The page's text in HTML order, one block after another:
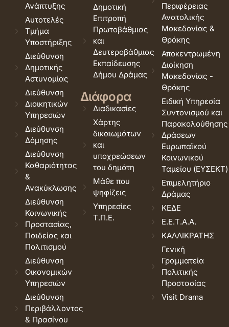
Ανάπτυξης
Αυτοτελές
Τμήμα
Υποστήριξης
Διεύθυνση
Δημοτικής
Αστυνομίας
Διεύθυνση
Διοικητικών
Υπηρεσιών
Διεύθυνση
Δόμησης
Διεύθυνση
Καθαριότητας
&
Ανακύκλωσης
Διεύθυνση
Κοινωνικής
Προστασίας,
Παιδείας και
Πολιτισμού
Διεύθυνση
Οικονομικών
Υπηρεσιών
Διεύθυνση
Περιβάλλοντος
& Πρασίνου
Δημοτική
Επιτροπή
Πρωτοβάθμιας
και
Δευτεροβάθμιας
Εκπαίδευσης
Δήμου Δράμας
Διάφορα
Διαδικασίες
Χάρτης
δικαιωμάτων
και
υποχρεώσεων
του δημότη
Μάθε που
ψηφίζεις
Υπηρεσίες
Τ.Π.Ε.
Περιφέρειας
Ανατολικής
Μακεδονίας &
Θράκης
Αποκεντρωμένη
Διοίκηση
Μακεδονίας -
Θράκης
Ειδική Υπηρεσία
Συντονισμού και
Παρακολούθησης
Δράσεων
Ευρωπαϊκού
Κοινωνικού
Ταμείου (ΕΥΣΕΚΤ)
Επιμελητήριο
Δράμας
ΚΕΔΕ
Ε.Ε.Τ.Α.Α.
ΚΑΛΛΙΚΡΑΤΗΣ
Γενική
Γραμματεία
Πολιτικής
Προστασίας
Visit Drama